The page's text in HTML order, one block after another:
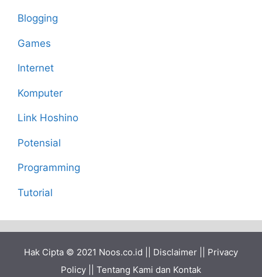
Blogging
Games
Internet
Komputer
Link Hoshino
Potensial
Programming
Tutorial
Hak Cipta © 2021 Noos.co.id Disclaimer
Privacy
Policy
Tentang Kami dan Kontak